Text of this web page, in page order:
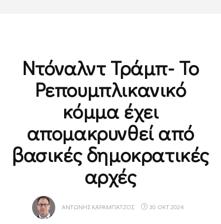
Ντόναλντ Τράμπ- Το
Ρεπουμπλικανικό
κόμμα έχει
απομακρυνθεί από
βασικές δημοκρατικές
αρχές
ΑΝΤΏΝΗΣ ΚΑΡΑΜΠΑΤΖΌΣ 30 ΟΚΤ 2024